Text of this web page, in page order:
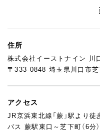
住所
株式会社イーストナイン 川
〒333-0848 埼玉県川口市
アクセス
JR京浜東北線「蕨」駅より徒
バス 蕨駅東口～芝下町（6